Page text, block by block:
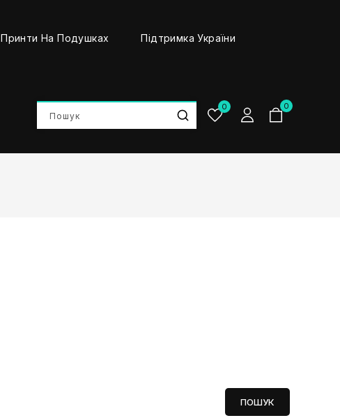
Принти На Подушках Підтримка України
0
0